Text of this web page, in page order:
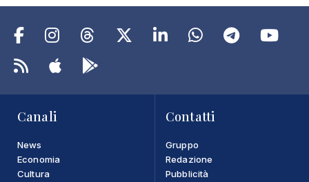
Canali
News
Economia
Cultura
Contatti
Gruppo
Redazione
Pubblicità